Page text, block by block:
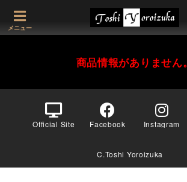
メニュー
商品情報がありません。
Official Site Facebook Instagram
C.Toshi Yoroizuka